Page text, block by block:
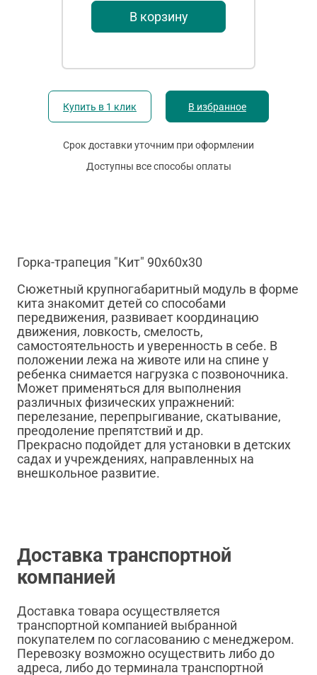
В корзину
Купить в 1 клик В избранное
Срок доставки уточним при оформлении
Доступны все способы оплаты
Горка-трапеция "Кит" 90х60х30
Сюжетный крупногабаритный модуль в форме
кита знакомит детей со способами
передвижения, развивает координацию
движения, ловкость, смелость,
самостоятельность и уверенность в себе. В
положении лежа на животе или на спине у
ребенка снимается нагрузка с позвоночника.
Может применяться для выполнения
различных физических упражнений:
перелезание, перепрыгивание, скатывание,
преодоление препятствий и др.
Прекрасно подойдет для установки в детских
садах и учреждениях, направленных на
внешкольное развитие.
Доставка транспортной
компанией
Доставка товара осуществляется
транспортной компанией выбранной
покупателем по согласованию с менеджером.
Перевозку возможно осуществить либо до
адреса, либо до терминала транспортной